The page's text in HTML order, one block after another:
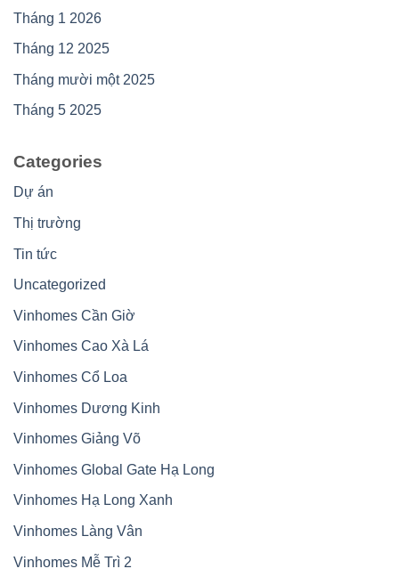
Tháng 1 2026
Tháng 12 2025
Tháng mười một 2025
Tháng 5 2025
Categories
Dự án
Thị trường
Tin tức
Uncategorized
Vinhomes Cần Giờ
Vinhomes Cao Xà Lá
Vinhomes Cổ Loa
Vinhomes Dương Kinh
Vinhomes Giảng Võ
Vinhomes Global Gate Hạ Long
Vinhomes Hạ Long Xanh
Vinhomes Làng Vân
Vinhomes Mễ Trì 2